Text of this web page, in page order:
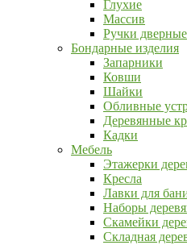
Глухие
Массив
Ручки дверные
Бондарные изделия
Запарники
Ковши
Шайки
Обливные
Деревянные
Кадки
Мебель
Этажерки
Кресла
Лавки для
Наборы
Скамейки
Складная